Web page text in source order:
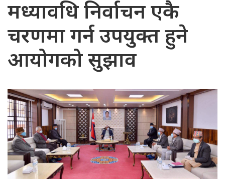
मध्यावधि निर्वाचन एकै
चरणमा गर्न उपयुक्त हुने
आयोगको सुझाव